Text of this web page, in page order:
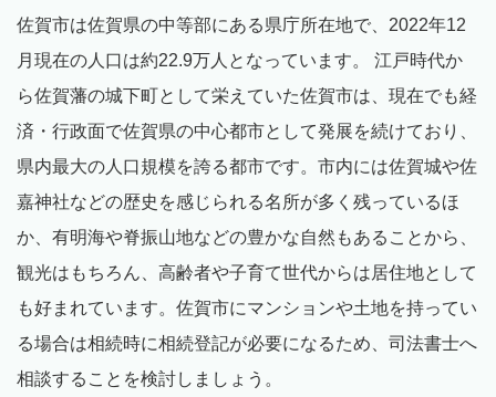
佐賀市は佐賀県の中等部にある県庁所在地で、2022年12
月現在の人口は約22.9万人となっています。 江戸時代か
ら佐賀藩の城下町として栄えていた佐賀市は、現在でも経
済・行政面で佐賀県の中心都市として発展を続けており、
県内最大の人口規模を誇る都市です。市内には佐賀城や佐
嘉神社などの歴史を感じられる名所が多く残っているほ
か、有明海や脊振山地などの豊かな自然もあることから、
観光はもちろん、高齢者や子育て世代からは居住地として
も好まれています。佐賀市にマンションや土地を持ってい
る場合は相続時に相続登記が必要になるため、司法書士へ
相談することを検討しましょう。